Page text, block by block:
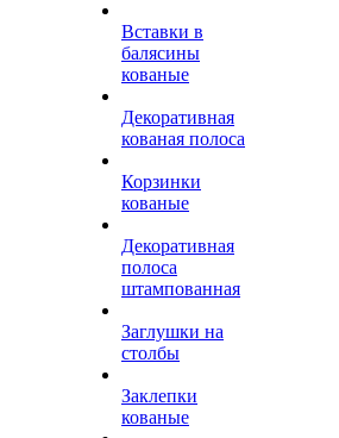
Вставки в
балясины
кованые
Декоративная
кованая полоса
Корзинки
кованые
Декоративная
полоса
штампованная
Заглушки на
столбы
Заклепки
кованые